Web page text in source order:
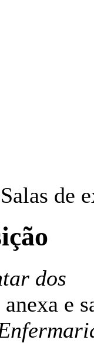
Salas de
dos
e